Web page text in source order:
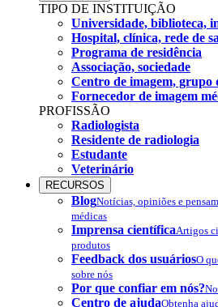
TIPO DE INSTITUIÇÃO
Universidade, biblioteca,
Hospital, clínica, rede de
Programa de residência
Associação, sociedade
Centro de imagem, grupo
Fornecedor de imagem
PROFISSÃO
Radiologista
Residente de radiologia
Estudante
Veterinário
RECURSOS
BlogNotícias, opiniões e
médicas
Imprensa científicaArtigos
produtos
Feedback dos usuáriosO
sobre nós
Por que confiar em nós?
Centro de ajudaObtenha